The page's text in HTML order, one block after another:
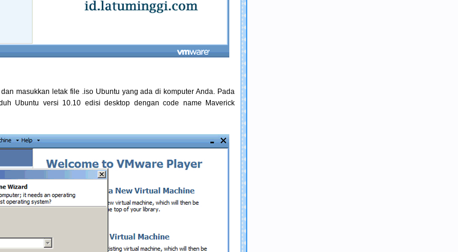
masukkan letak file .iso Ubuntu yang ada di komputer Anda. Pada
Ubuntu versi 10.10 edisi desktop dengan code name Maverick